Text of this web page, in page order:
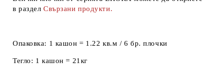
в разделСвързани продукти.
Опаковка: 1 кашон = 1.22 кв.м / 6 бр. плочки
Тегло: 1 кашон = 21кг